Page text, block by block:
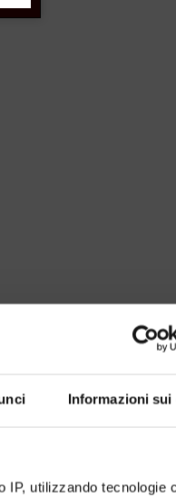
Informazioni sui
IP, utilizzando tecnologie